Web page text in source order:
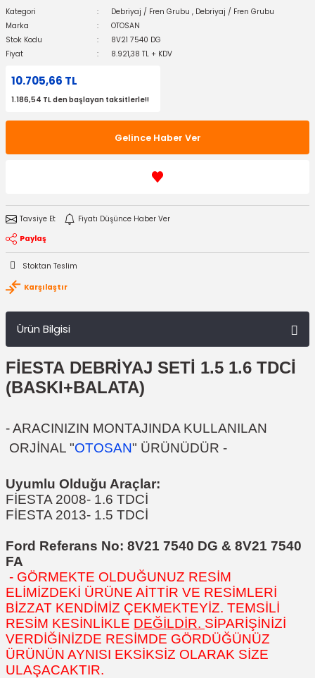
Kategori
Debriyaj / Fren Grubu , Debriyaj / Fren Grubu
Marka
OTOSAN
Stok Kodu
8V21 7540 DG
Fiyat
8.921,38 TL + KDV
10.705,66 TL
1.186,54 TL den başlayan taksitlerle!!
Gelince Haber Ver
Tavsiye Et
Fiyatı Düşünce Haber Ver
Paylaş
Stoktan Teslim
Karşılaştır
Ürün Bilgisi
FİESTA DEBRİYAJ SETİ 1.5 1.6 TDCİ
(BASKI+BALATA)
- ARACINIZIN MONTAJINDA KULLANILAN
ORJİNAL "OTOSAN" ÜRÜNÜDÜR -
Uyumlu Olduğu Araçlar:
FİESTA 2008- 1.6 TDCİ
FİESTA 2013- 1.5 TDCİ
Ford Referans No: 8V21 7540 DG & 8V21 7540
FA
- GÖRMEKTE OLDUĞUNUZ RESİM
ELİMİZDEKİ ÜRÜNE AİTTİR VE RESİMLERİ
BİZZAT KENDİMİZ ÇEKMEKTEYİZ. TEMSİLİ
RESİM KESİNLİKLE DEĞİLDİR. SİPARİŞİNİZİ
VERDİĞİNİZDE RESİMDE GÖRDÜĞÜNÜZ
ÜRÜNÜN AYNISI EKSİKSİZ OLARAK SİZE
ULAŞACAKTIR.